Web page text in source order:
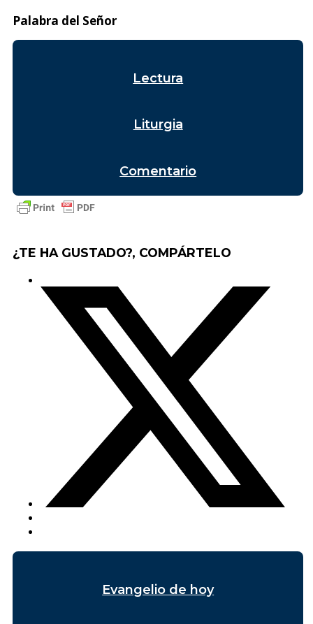
Palabra del Señor
Lectura
Liturgia
Comentario
¿TE HA GUSTADO?, COMPÁRTELO
Evangelio de hoy